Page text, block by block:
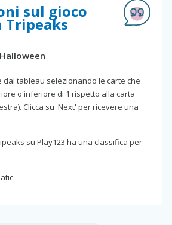
sul gioco
Tripeaks
dal tableau selezionando le carte che
o inferiore di 1 rispetto alla carta
Clicca su 'Next' per ricevere una
su Play123 ha una classifica per